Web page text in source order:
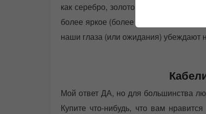
как серебро, золото и родий.
более яркое (более сфокусированное
наши глаза (или ожидания) убеждают
Мой ответ ДА, но для большинства
Купите что-нибудь, что вам